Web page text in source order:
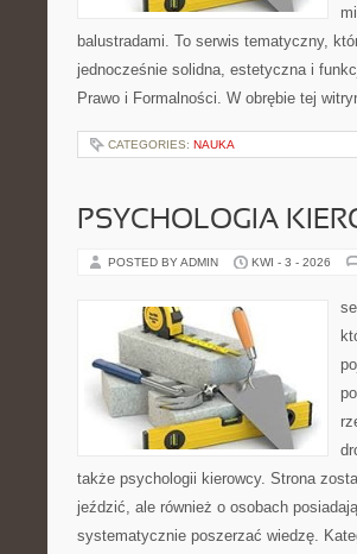
balustradami. To serwis tematyczny,
jednocześnie solidna, estetyczna i
Prawo i Formalności. W obrębie tej
CATEGORIES: NAUKA
PSYCHOLOGIA
POSTED BY ADMIN KWI - 3 - 2026
także psychologii kierowcy. Strona
jeździć, ale również o osobach
systematycznie poszerzać wiedzę.